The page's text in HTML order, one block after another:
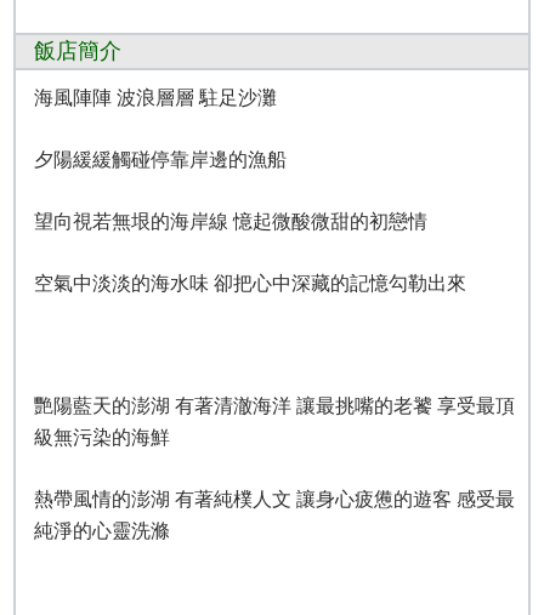
飯店簡介
海風陣陣 波浪層層 駐足沙灘
夕陽緩緩觸碰停靠岸邊的漁船
望向視若無垠的海岸線 憶起微酸微甜的初戀情
空氣中淡淡的海水味 卻把心中深藏的記憶勾勒出來
艷陽藍天的澎湖 有著清澈海洋 讓最挑嘴的老饕 享受最頂
級無污染的海鮮
熱帶風情的澎湖 有著純樸人文 讓身心疲憊的遊客 感受最
純淨的心靈洗滌